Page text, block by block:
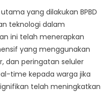
yang dilakukan BPBD
teknologi dalam
ini telah menerapkan
yang menggunakan
dan peringatan seluler
time kepada warga jika
telah meningkatkan